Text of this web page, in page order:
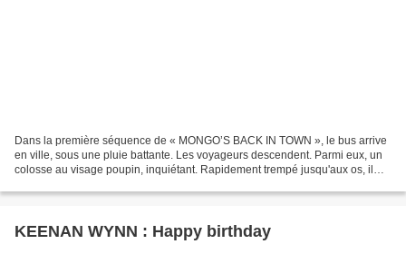
Dans la première séquence de « MONGO’S BACK IN TOWN », le bus arrive
en ville, sous une pluie battante. Les voyageurs descendent. Parmi eux, un
colosse au visage poupin, inquiétant. Rapidement trempé jusqu'aux os, il
KEENAN WYNN : Happy birthday